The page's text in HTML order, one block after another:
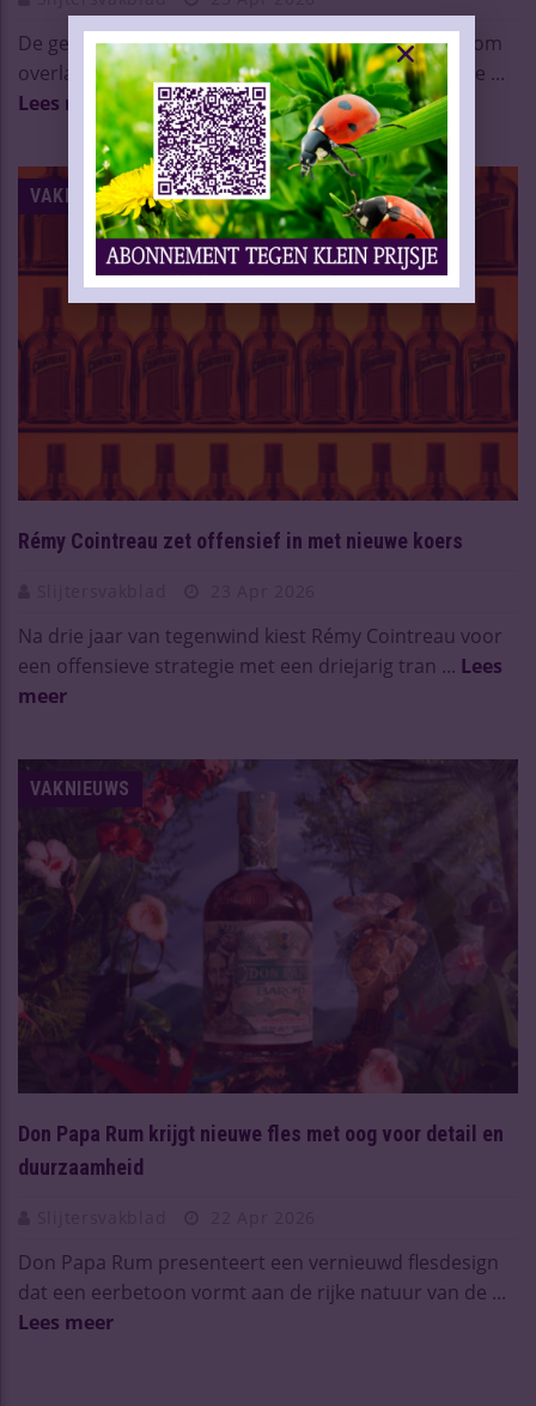
De gemeente Den Haag voert nieuwe verboden in om
overlast in de openbare ruimte terug te dringen. He ...
Lees meer
VAKNIEUWS
Rémy Cointreau zet offensief in met nieuwe koers
Na drie jaar van tegenwind kiest Rémy Cointreau voor
een offensieve strategie met een driejarig tran ... Lees
meer
VAKNIEUWS
Don Papa Rum krijgt nieuwe fles met oog voor detail en
duurzaamheid
Don Papa Rum presenteert een vernieuwd flesdesign
dat een eerbetoon vormt aan de rijke natuur van de ...
Lees meer